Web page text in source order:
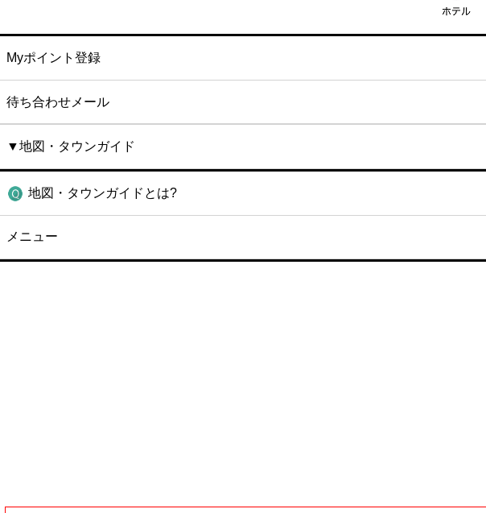
Myポイント登録
待ち合わせメール
▼地図・タウンガイド
地図・タウンガイドとは?
メニュー